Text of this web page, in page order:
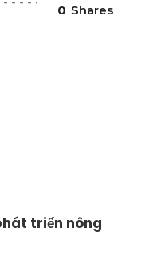
0 Shares
triển nông